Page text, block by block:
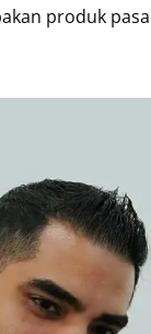
produk